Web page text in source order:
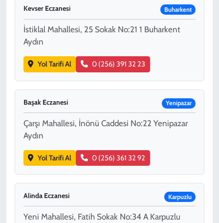
Kevser Eczanesi Buharkent
İstiklal Mahallesi, 25 Sokak No:21 1 Buharkent
Aydın
Yol Tarifi Al 0 (256) 391 32 23
Başak Eczanesi Yenipazar
Çarşı Mahallesi, İnönü Caddesi No:22 Yenipazar
Aydın
Yol Tarifi Al 0 (256) 361 32 92
Alinda Eczanesi Karpuzlu
Yeni Mahallesi, Fatih Sokak No:34 A Karpuzlu